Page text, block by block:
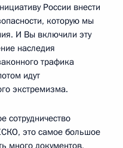
России внести
которую мы
И Вы включили эту
наследия
трафика
идут
экстремизма.
сотрудничество
это самое большое
много документов,